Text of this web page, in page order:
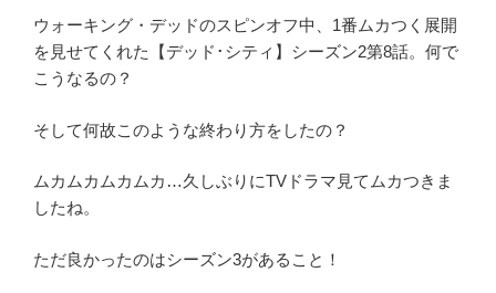
ウォーキング・デッドのスピンオフ中、1番ムカつく展開
を見せてくれた【デッド･シティ】シーズン2第8話。何で
こうなるの？
そして何故このような終わり方をしたの？
ムカムカムカムカ…久しぶりにTVドラマ見てムカつきま
したね。
ただ良かったのはシーズン3があること！